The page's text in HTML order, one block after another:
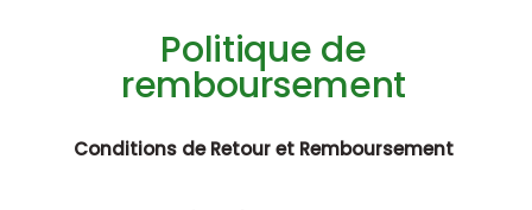
Politique de
remboursement
Conditions de Retour et Remboursement